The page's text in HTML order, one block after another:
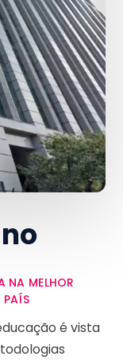
NA MELHOR
PAÍS
é vista